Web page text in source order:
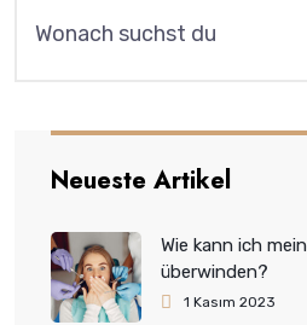
Neueste Artikel
Wie kann ich
überwinden?
1 Kasım 2023